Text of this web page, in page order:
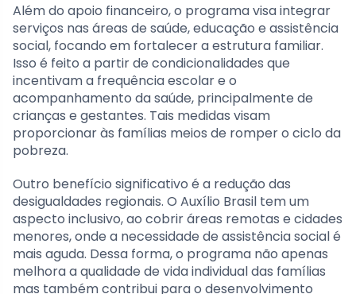
Além do apoio financeiro, o programa visa integrar
serviços nas áreas de saúde, educação e assistência
social, focando em fortalecer a estrutura familiar.
Isso é feito a partir de condicionalidades que
incentivam a frequência escolar e o
acompanhamento da saúde, principalmente de
crianças e gestantes. Tais medidas visam
proporcionar às famílias meios de romper o ciclo da
pobreza.
Outro benefício significativo é a redução das
desigualdades regionais. O Auxílio Brasil tem um
aspecto inclusivo, ao cobrir áreas remotas e cidades
menores, onde a necessidade de assistência social é
mais aguda. Dessa forma, o programa não apenas
melhora a qualidade de vida individual das famílias
mas também contribui para o desenvolvimento